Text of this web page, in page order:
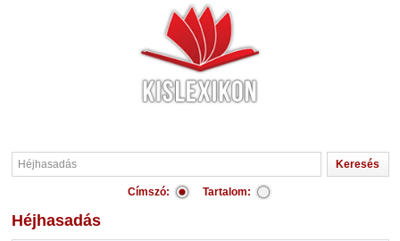
Címszó: Tartalom:
Héjhasadás